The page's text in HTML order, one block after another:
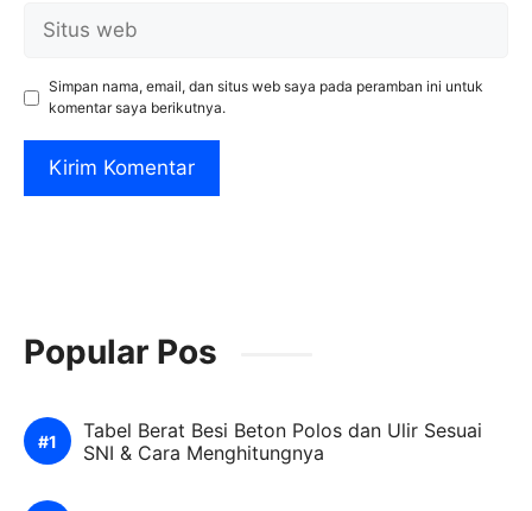
Situs
web
Simpan nama, email, dan situs web saya pada peramban ini untuk
komentar saya berikutnya.
Popular Pos
Tabel Berat Besi Beton Polos dan Ulir Sesuai
SNI & Cara Menghitungnya